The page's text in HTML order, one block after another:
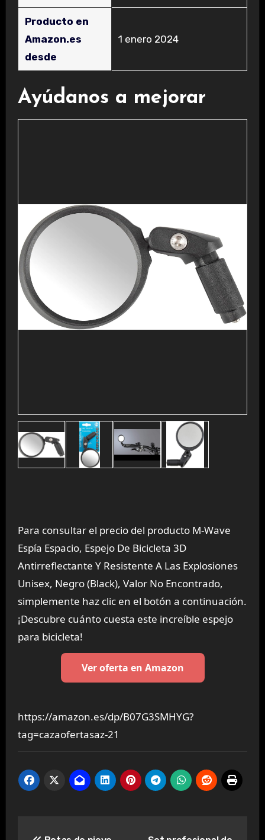
Producto en
Amazon.es
desde
1 enero 2024
Ayúdanos a mejorar
Para consultar el precio del producto M-Wave
Espía Espacio, Espejo De Bicicleta 3D
Antirreflectante Y Resistente A Las Explosiones
Unisex, Negro (Black), Valor No Encontrado,
simplemente haz clic en el botón a continuación.
¡Descubre cuánto cuesta este increíble espejo
para bicicleta!
Ver oferta en Amazon
https://amazon.es/dp/B07G3SMHYG?
tag=cazaofertasaz-21